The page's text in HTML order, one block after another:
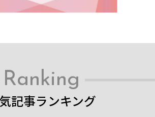
Ranking
記事ランキング